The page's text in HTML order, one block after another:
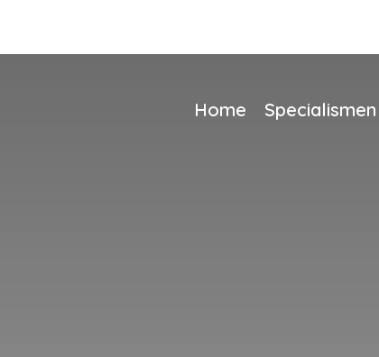
Home Specialismen